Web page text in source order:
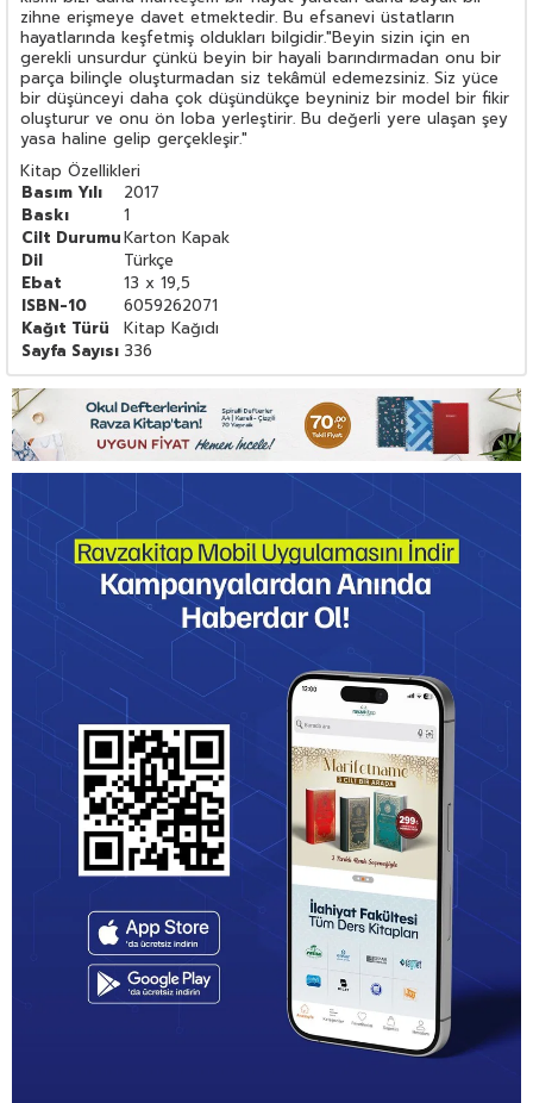
zihne erişmeye davet etmektedir. Bu efsanevi üstatların
hayatlarında keşfetmiş oldukları bilgidir."Beyin sizin için en
gerekli unsurdur çünkü beyin bir hayali barındırmadan onu bir
parça bilinçle oluşturmadan siz tekâmül edemezsiniz. Siz yüce
bir düşünceyi daha çok düşündükçe beyniniz bir model bir fikir
oluşturur ve onu ön loba yerleştirir. Bu değerli yere ulaşan şey
yasa haline gelip gerçekleşir."
Kitap Özellikleri
Basım Yılı
2017
Baskı
1
Cilt DurumuKarton Kapak
Dil
Türkçe
Ebat
13 x 19,5
ISBN-10
6059262071
Kağıt Türü
Kitap Kağıdı
Sayfa Sayısı 336